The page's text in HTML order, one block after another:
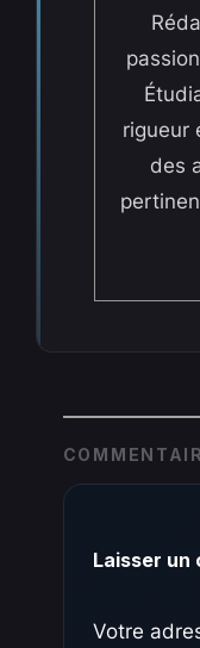
rigueur
des
Laisser un
Votre